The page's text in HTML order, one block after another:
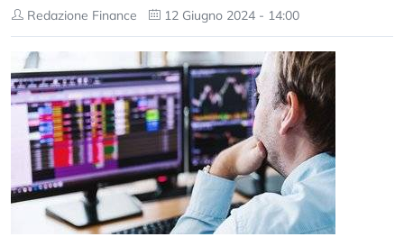
Redazione Finance 12 Giugno 2024 - 14:00